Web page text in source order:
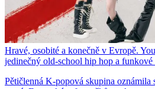
Hravé, osobité a konečně v Evropě.
jedinečný old-school hip hop a
Pětičlenná K-popová skupina oznámila